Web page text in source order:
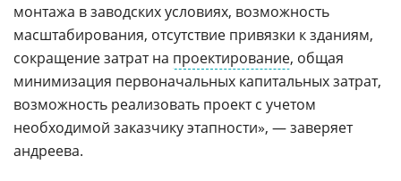
монтажа в заводских условиях, возможность
масштабирования, отсутствие привязки к зданиям,
сокращение затрат на проектирование, общая
минимизация первоначальных капитальных затрат,
возможность реализовать проект с учетом
необходимой заказчику этапности», — заверяет
андреева.